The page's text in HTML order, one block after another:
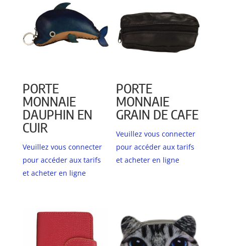
PORTE
MONNAIE
DAUPHIN EN
CUIR
Veuillez vous connecter
pour accéder aux tarifs
et acheter en ligne
PORTE
MONNAIE
GRAIN DE CAFE
Veuillez vous connecter
pour accéder aux tarifs
et acheter en ligne